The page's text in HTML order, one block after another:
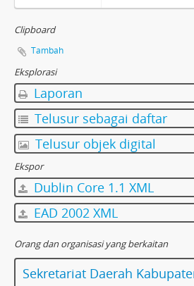
Clipboard
Tambah
Eksplorasi
Laporan
Telusur sebagai daftar
Telusur objek digital
Ekspor
Dublin Core 1.1 XML
EAD 2002 XML
Orang dan organisasi yang berkaitan
Sekretariat Daerah